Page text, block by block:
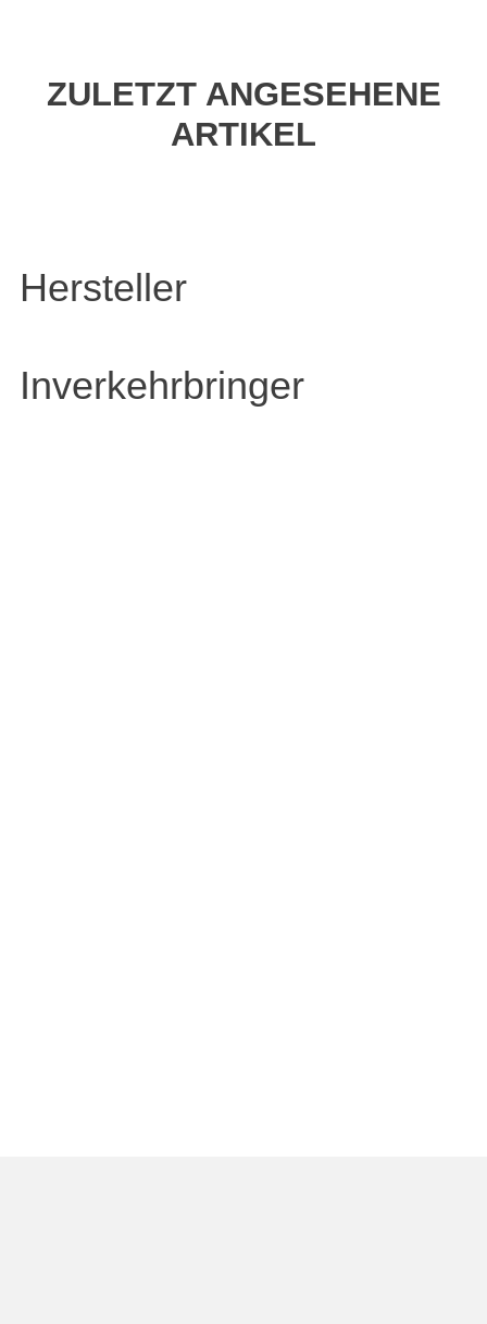
ZULETZT ANGESEHENE
ARTIKEL
Hersteller
Inverkehrbringer